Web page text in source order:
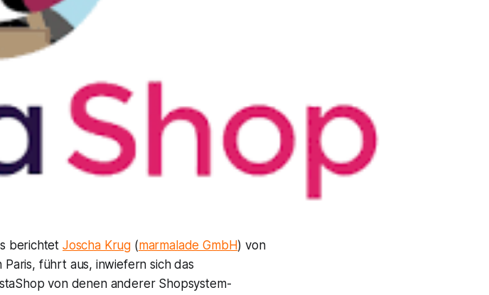
berichtet Joscha Krug (marmalade GmbH) von
Paris, führt aus, inwiefern sich das
von denen anderer Shopsystem-